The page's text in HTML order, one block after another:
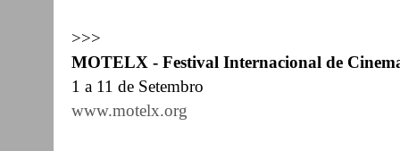
>>>
MOTELX - Festival Internacional de
1 a 11 de Setembro
www.motelx.org